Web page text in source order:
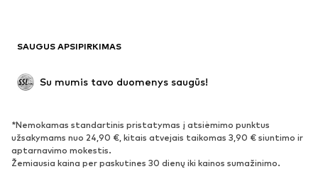
Proginiai
Išskirtiniai
BATAI
Naujienos
SAUGUS APSIPIRKIMAS
Su mumis tavo duomenys saugūs!
*Nemokamas standartinis pristatymas į atsiėmimo punktus
užsakymams nuo 24,90 €, kitais atvejais taikomas 3,90 € siuntimo ir
aptarnavimo mokestis.
Žemiausia kaina per paskutines 30 dienų iki kainos sumažinimo.